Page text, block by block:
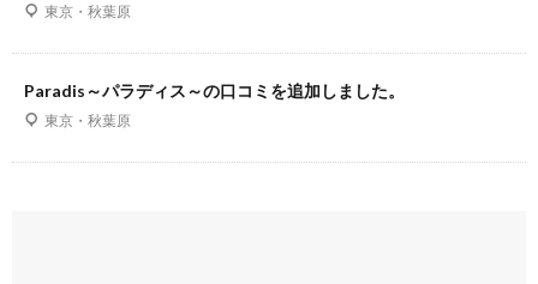
東京・秋葉原
Paradis～パラディス～の口コミを追加しました。
東京・秋葉原